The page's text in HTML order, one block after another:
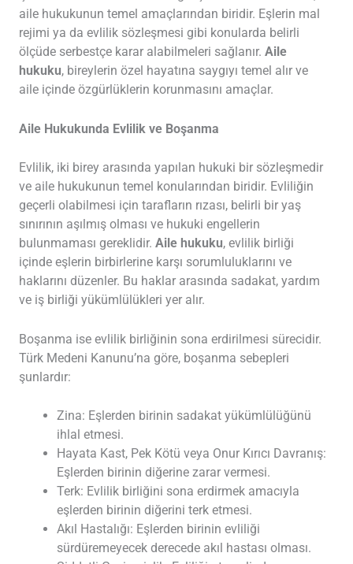
aile hukukunun temel amaçlarından biridir. Eşlerin mal
rejimi ya da evlilik sözleşmesi gibi konularda belirli
ölçüde serbestçe karar alabilmeleri sağlanır. Aile
hukuku, bireylerin özel hayatına saygıyı temel alır ve
aile içinde özgürlüklerin korunmasını amaçlar.
Aile Hukukunda Evlilik ve Boşanma
Evlilik, iki birey arasında yapılan hukuki bir sözleşmedir
ve aile hukukunun temel konularından biridir. Evliliğin
geçerli olabilmesi için tarafların rızası, belirli bir yaş
sınırının aşılmış olması ve hukuki engellerin
bulunmaması gereklidir. Aile hukuku, evlilik birliği
içinde eşlerin birbirlerine karşı sorumluluklarını ve
haklarını düzenler. Bu haklar arasında sadakat, yardım
ve iş birliği yükümlülükleri yer alır.
Boşanma ise evlilik birliğinin sona erdirilmesi sürecidir.
Türk Medeni Kanunu’na göre, boşanma sebepleri
şunlardır:
Zina: Eşlerden birinin sadakat yükümlülüğünü
ihlal etmesi.
Hayata Kast, Pek Kötü veya Onur Kırıcı Davranış:
Eşlerden birinin diğerine zarar vermesi.
Terk: Evlilik birliğini sona erdirmek amacıyla
eşlerden birinin diğerini terk etmesi.
Akıl Hastalığı: Eşlerden birinin evliliği
sürdüremeyecek derecede akıl hastası olması.